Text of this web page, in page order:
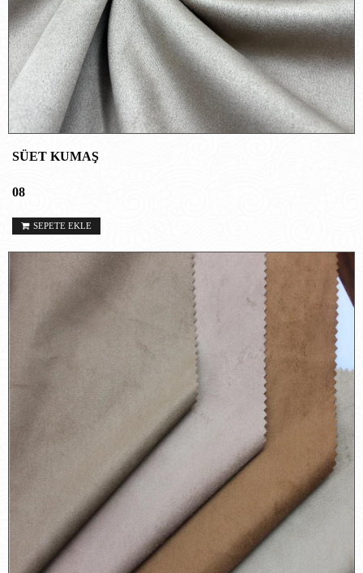
SÜET KUMAŞ
08
SEPETE EKLE